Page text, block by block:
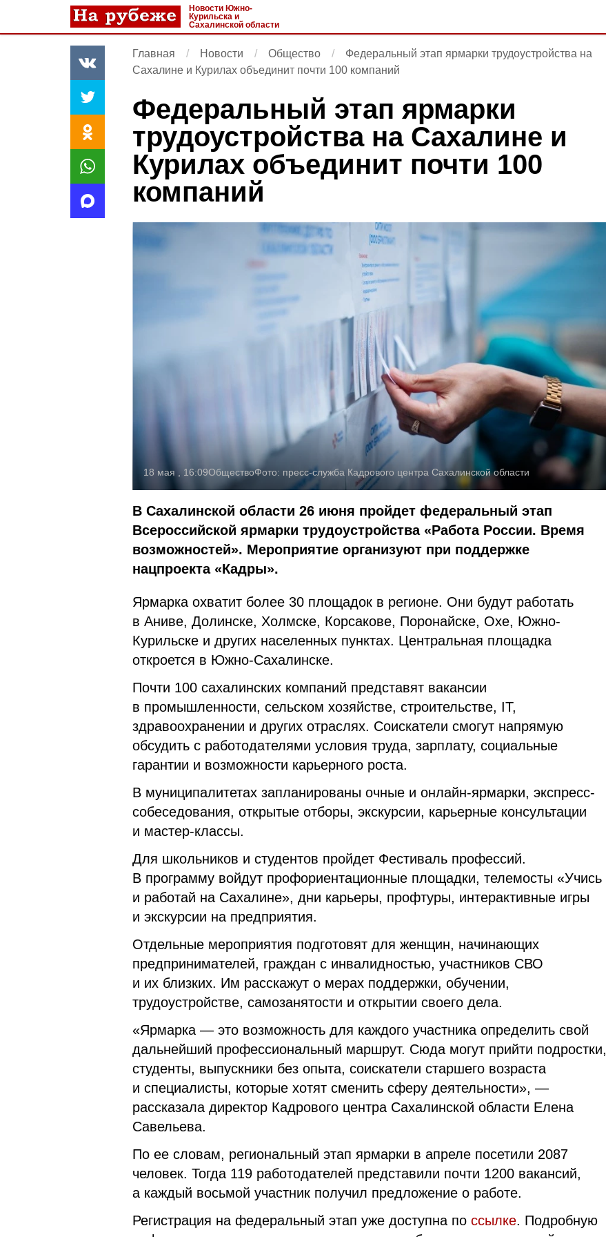
Новости Южно-
Курильска и
Сахалинской области
Главная Новости Общество
Федеральный этап ярмарки трудоустройства на
Сахалине и Курилах объединит почти 100 компаний
Федеральный этап ярмарки
трудоустройства на Сахалине и
Курилах объединит почти 100
компаний
18 мая , 16:09ОбществоФото: пресс-служба Кадрового центра Сахалинской области
В Сахалинской области 26 июня пройдет федеральный этап
Всероссийской ярмарки трудоустройства «Работа России. Время
возможностей». Мероприятие организуют при поддержке
нацпроекта «Кадры».
Ярмарка охватит более 30 площадок в регионе. Они будут работать
в Аниве, Долинске, Холмске, Корсакове, Поронайске, Охе, Южно-
Курильске и других населенных пунктах. Центральная площадка
откроется в Южно-Сахалинске.
Почти 100 сахалинских компаний представят вакансии
в промышленности, сельском хозяйстве, строительстве, IT,
здравоохранении и других отраслях. Соискатели смогут напрямую
обсудить с работодателями условия труда, зарплату, социальные
гарантии и возможности карьерного роста.
В муниципалитетах запланированы очные и онлайн-ярмарки, экспресс-
собеседования, открытые отборы, экскурсии, карьерные консультации
и мастер-классы.
Для школьников и студентов пройдет Фестиваль профессий.
В программу войдут профориентационные площадки, телемосты «Учись
и работай на Сахалине», дни карьеры, профтуры, интерактивные игры
и экскурсии на предприятия.
Отдельные мероприятия подготовят для женщин, начинающих
предпринимателей, граждан с инвалидностью, участников СВО
и их близких. Им расскажут о мерах поддержки, обучении,
трудоустройстве, самозанятости и открытии своего дела.
«Ярмарка — это возможность для каждого участника определить свой
дальнейший профессиональный маршрут. Сюда могут прийти подростки,
студенты, выпускники без опыта, соискатели старшего возраста
и специалисты, которые хотят сменить сферу деятельности», —
рассказала директор Кадрового центра Сахалинской области Елена
Савельева.
По ее словам, региональный этап ярмарки в апреле посетили 2087
человек. Тогда 119 работодателей представили почти 1200 вакансий,
а каждый восьмой участник получил предложение о работе.
Регистрация на федеральный этап уже доступна по ссылке. Подробную